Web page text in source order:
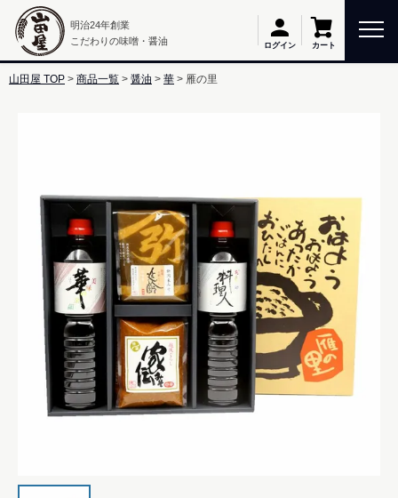
明治24年創業
こだわりの味噌・醤油
ログイン カート
山田屋 TOP 商品一覧 醤油 華 雁の里